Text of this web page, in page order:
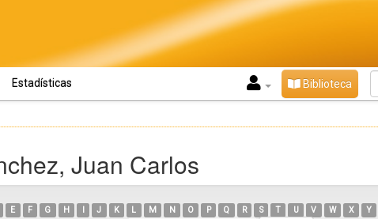
Estadísticas Biblioteca
Juan Carlos
E F G H I J K L M N O P Q R S T U V W X Y